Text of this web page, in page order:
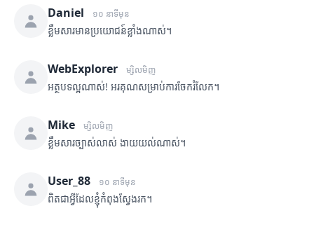
Daniel ១០ នាទីមុន
ខ្លឹមសារមានប្រយោជន៍ខ្លាំងណាស់។
WebExplorer ម្សិលមិញ
អត្ថបទល្អណាស់! អរគុណសម្រាប់ការចែករំលែក។
Mike ម្សិលមិញ
ខ្លឹមសារច្បាស់លាស់ ងាយយល់ណាស់។
User_88 ១០ នាទីមុន
ពិតជាអ្វីដែលខ្ញុំកំពុងស្វែងរក។